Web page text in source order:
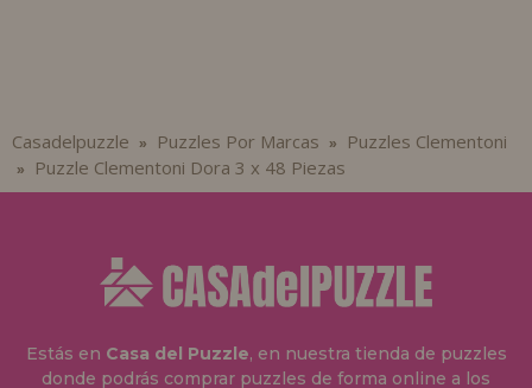
Casadelpuzzle » Puzzles Por Marcas » Puzzles Clementoni
» Puzzle Clementoni Dora 3 x 48 Piezas
Estás en Casa del Puzzle, en nuestra tienda de puzzles
donde podrás comprar puzzles de forma online a los